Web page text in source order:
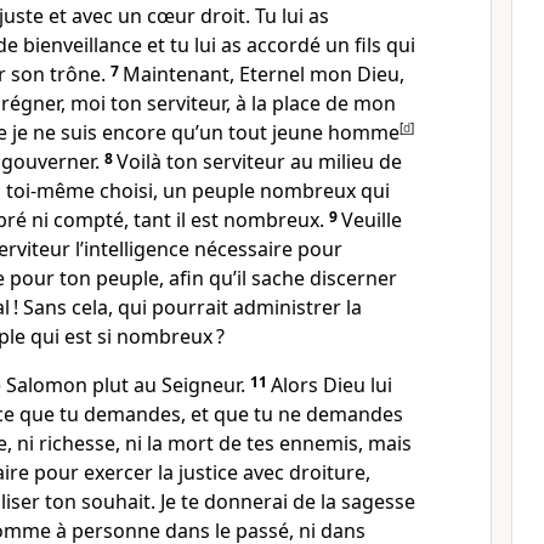
et avec un cœur droit. Tu lui as
bienveillance et tu lui as accordé un fils qui
son trône. 7 Maintenant, Eternel mon Dieu,
régner, moi ton serviteur, à la place de mon
je ne suis encore qu’un tout jeune homme[d]
8Voilà ton serviteur au milieu de
même choisi, un peuple nombreux qui
ni compté, tant il est nombreux. 9Veuille
l’intelligence nécessaire pour
ton peuple, afin qu’il sache discerner
! Sans cela, qui pourrait administrer la
qui est si nombreux ?
plut au Seigneur. 11 Alors Dieu lui
que tu demandes, et que tu ne demandes
ni richesse, ni la mort de tes ennemis, mais
pour exercer la justice avec droiture,
ton souhait. Je te donnerai de la sagesse
à personne dans le passé, ni dans